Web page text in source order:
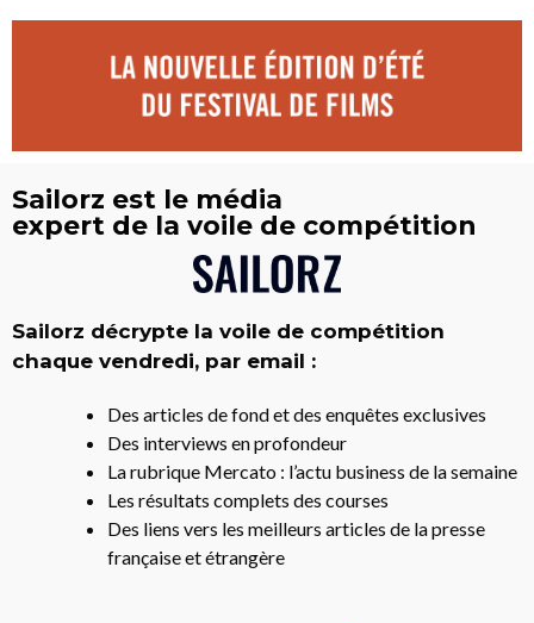
Sailorz est le média
expert de la voile de compétition
Sailorz décrypte la voile de compétition
chaque vendredi, par email :
Des articles de fond et des enquêtes exclusives
Des interviews en profondeur
La rubrique Mercato : l’actu business de la semaine
Les résultats complets des courses
Des liens vers les meilleurs articles de la presse
française et étrangère